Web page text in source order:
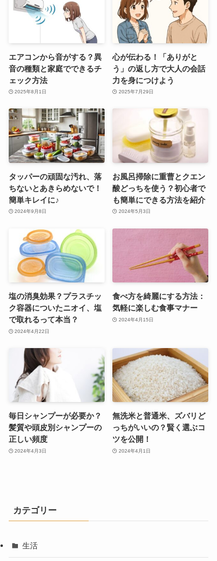
エアコンから音がする？異
音の種類と家庭でできるチ
ェック方法
2025年8月1日
心が伝わる！「ありがと
う」の返し方で大人の会話
力を身につけよう
2025年7月29日
タッパーの頑固な汚れ、落
ちないとあきらめないで！
簡単キレイに♪
2024年9月8日
お風呂掃除に重曹とクエン
酸どっちを使う？初心者で
も簡単にできる方法を紹介
2024年5月3日
塩の消臭効果？プラスチッ
ク容器についたニオイ、塩
で取れるって本当？
2024年4月22日
食べ方を綺麗にする方法：
気軽に楽しむ食事マナー
2024年4月15日
毎日シャンプーが必要か？
髪質や頭皮別シャンプーの
正しい頻度
2024年4月3日
無洗米と普通米、ズバリど
っちがいいの？賢く選ぶコ
ツを公開！
2024年4月1日
カテゴリー
生活